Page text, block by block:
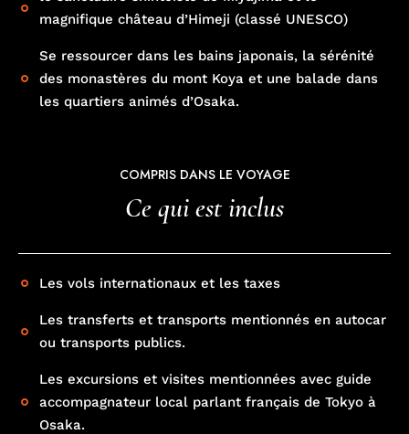
magnifique château d’Himeji (classé UNESCO)
Se ressourcer dans les bains japonais, la sérénité
des monastères du mont Koya et une balade dans
les quartiers animés d’Osaka.
COMPRIS DANS LE VOYAGE
Ce qui est inclus
Les vols internationaux et les taxes
Les transferts et transports mentionnés en autocar
ou transports publics.
Les excursions et visites mentionnées avec guide
accompagnateur local parlant français de Tokyo à
Osaka.